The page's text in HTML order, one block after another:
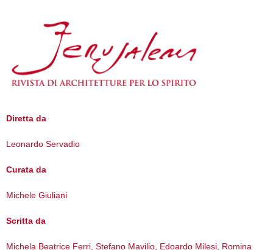
Diretta da
Leonardo Servadio
Curata da
Michele Giuliani
Scritta da
Michela Beatrice Ferri, Stefano Mavilio, Edoardo Milesi, Romina